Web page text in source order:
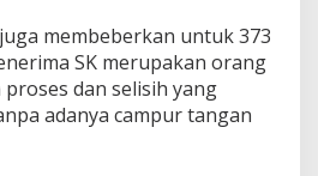
membeberkan untuk 373
SK merupakan orang
dan selisih yang
adanya campur tangan